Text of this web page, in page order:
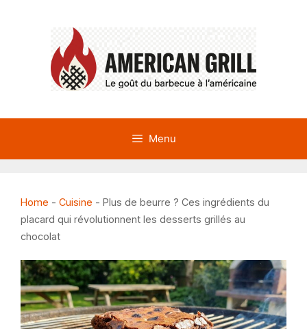
Menu
Home - Cuisine - Plus de beurre ? Ces ingrédients du
placard qui révolutionnent les desserts grillés au
chocolat